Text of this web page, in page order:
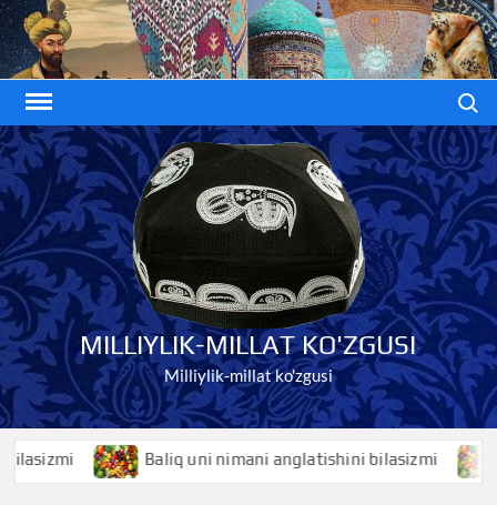
Skip
to
content
MILLIYLIK-MILLAT KO'ZGUSI
Milliylik-millat ko'zgusi
Baliq uni nimani anglatishini bilasizmi